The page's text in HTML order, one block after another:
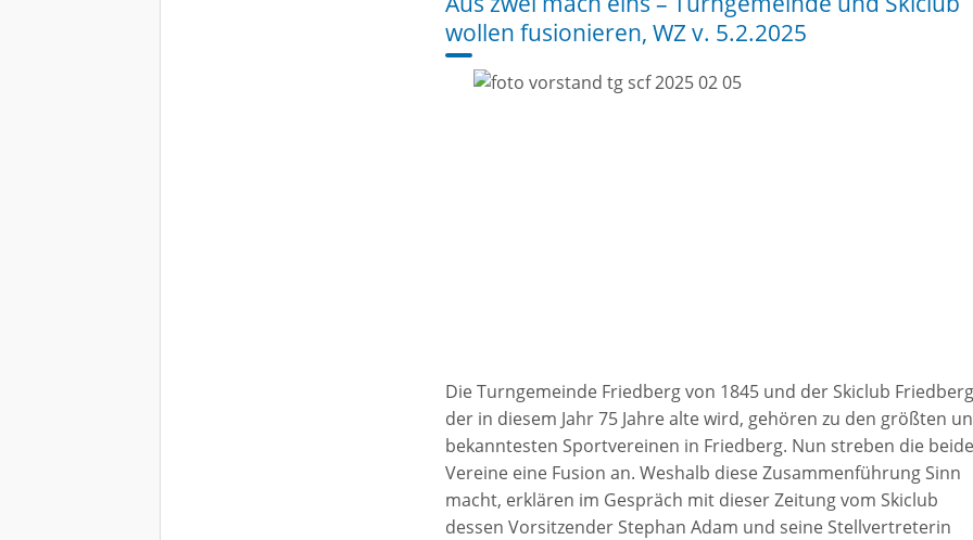
wollen fusionieren, WZ v. 5.2.2025
Die Turngemeinde Friedberg von 1845 und der Skiclub
der in diesem Jahr 75 Jahre alte wird, gehören zu den größten
bekanntesten Sportvereinen in Friedberg. Nun streben die
Vereine eine Fusion an. Weshalb diese Zusammenführung Sinn
macht, erklären im Gespräch mit dieser Zeitung vom Skiclub
dessen Vorsitzender Stephan Adam und seine Stellvertreterin